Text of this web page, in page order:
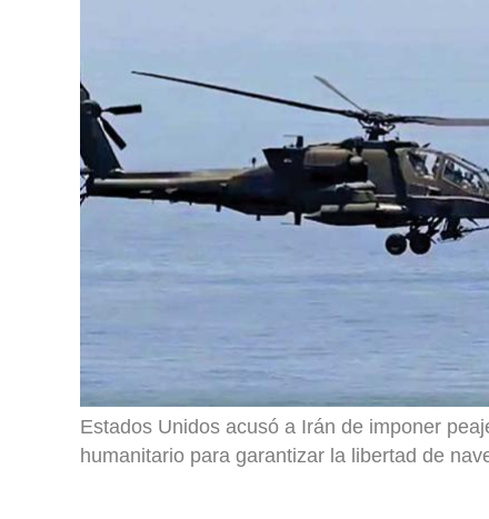
Estados Unidos acusó a Irán de imponer
humanitario para garantizar la libertad de